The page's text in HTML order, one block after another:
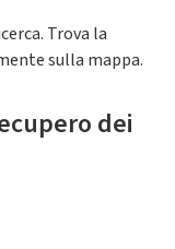
Trova la
sulla mappa.
dei